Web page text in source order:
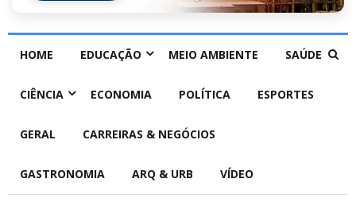
HOME EDUCAÇÃO MEIO AMBIENTE SAÚDE
CIÊNCIA ECONOMIA POLÍTICA ESPORTES
GERAL CARREIRAS & NEGÓCIOS
GASTRONOMIA ARQ & URB VÍDEO